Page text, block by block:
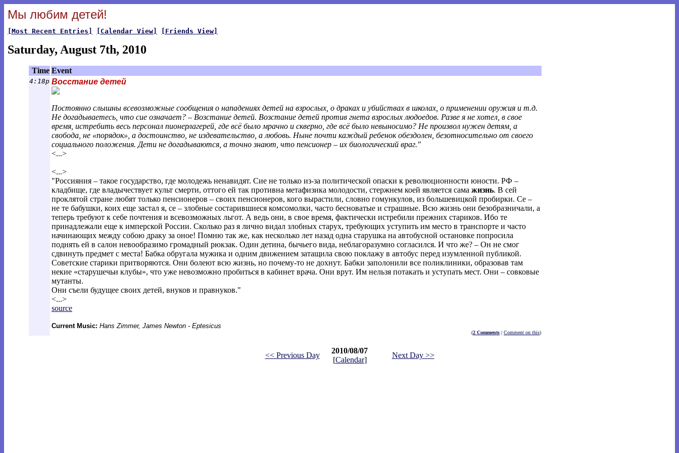
Мы любим детей!
[Most Recent Entries] [Calendar View] [Friends View]
Saturday, August 7th, 2010
Time Event
4:18p Восстание детей
Постоянно слышны всевозможные сообщения о нападениях детей на взрослых, о драках и убийствах в школах, о применении оружия и т.д.
Не догадываетесь, что сие означает? – Возстание детей. Возстание детей против гнета взрослых людоедов. Разве я не хотел, в свое
время, истребить весь персонал пионерлагерей, где всё было мрачно и скверно, где всё было невыносимо? Не произвол нужен детям, а
свобода, не «порядок», а достоинство, не издевательство, а любовь. Ныне почти каждый ребенок обездолен, безотносительно от своего
социального положения. Дети не догадываются, а точно знают, что пенсионер – их биологический враг."
<...>
<...>
"Россияния – такое государство, где молодежь ненавидят. Сие не только из-за политической опаски к революционности юности. РФ –
кладбище, где владычествует культ смерти, оттого ей так противна метафизика молодости, стержнем коей является сама жизнь. В сей
проклятой стране любят только пенсионеров – своих пенсионеров, кого вырастили, словно гомункулов, из большевицкой пробирки. Се –
не те бабушки, коих еще застал я, се – злобные состарившиеся комсомолки, часто бесноватые и страшные. Всю жизнь они безобразничали, а
теперь требуют к себе почтения и всевозможных льгот. А ведь они, в свое время, фактически истребили прежних стариков. Ибо те
принадлежали еще к имперской России. Сколько раз я лично видал злобных старух, требующих уступить им место в транспорте и часто
начинающих между собою драку за оное! Помню так же, как несколько лет назад одна старушка на автобусной остановке попросила
поднять ей в салон невообразимо громадный рюкзак. Один детина, бычьего вида, неблагоразумно согласился. И что же? – Он не смог
сдвинуть предмет с места! Бабка обругала мужика и одним движением затащила свою поклажу в автобус перед изумленной публикой.
Советские старики притворяются. Они болеют всю жизнь, но почему-то не дохнут. Бабки заполонили все поликлиники, образовав там
некие «старушечьи клубы», что уже невозможно пробиться в кабинет врача. Они врут. Им нельзя потакать и уступать мест. Они – совковые
мутанты.
Они съели будущее своих детей, внуков и правнуков."
<...>
source
Current Music: Hans Zimmer, James Newton - Eptesicus
(2 Comments | Comment on this)
<< Previous Day
2010/08/07
[Calendar]
Next Day >>